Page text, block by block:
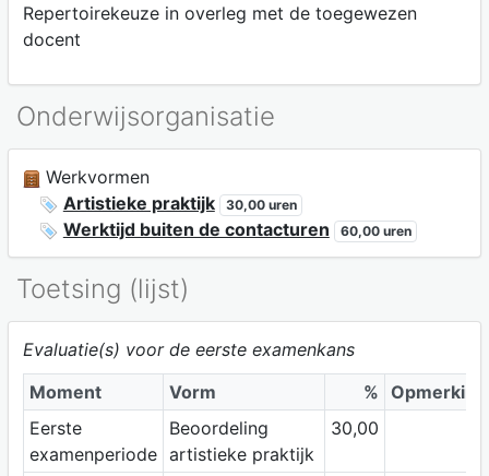
Repertoirekeuze in overleg met de toegewezen
docent
Onderwijsorganisatie
Werkvormen
Artistieke praktijk
30,00 uren
Werktijd buiten de contacturen 60,00 uren
Toetsing (lijst)
Evaluatie(s) voor de eerste examenkans
Moment
Vorm % Opmerking
Eerste
examenperiode
Beoordeling
artistieke praktijk
30,00